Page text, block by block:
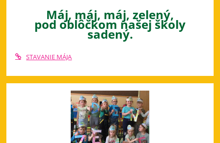
Máj, máj, máj, zelený,
pod oblôčkom našej školy
sadený.
STAVANIE MÁJA